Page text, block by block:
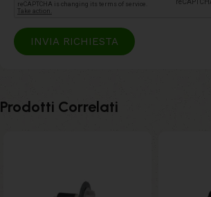
INVIA RICHIESTA
Prodotti Correlati